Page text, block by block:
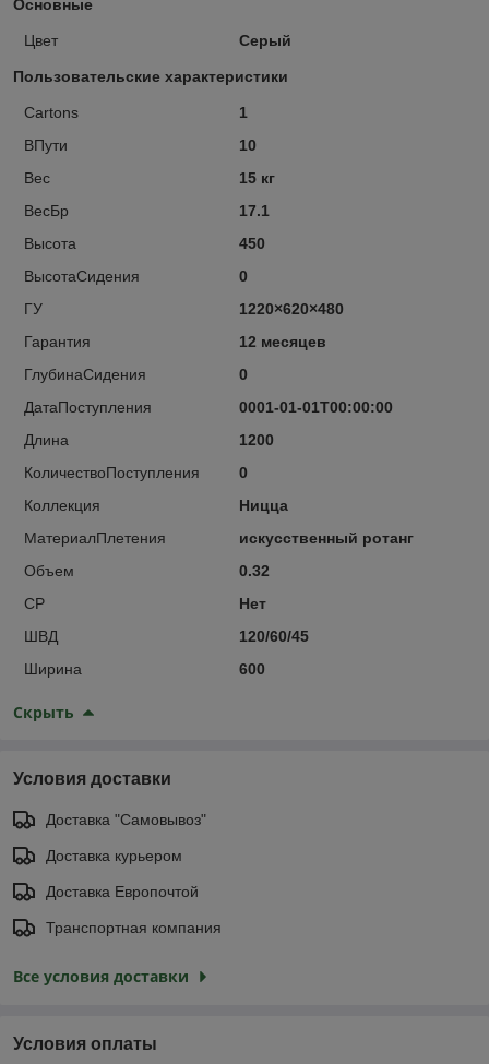
Основные
Цвет Серый
Пользовательские характеристики
Cartons
1
ВПути
10
Вес
15 кг
ВесБр
17.1
Высота
450
ВысотаСидения
0
ГУ
1220×620×480
Гарантия
12 месяцев
ГлубинаСидения
0
ДатаПоступления
0001-01-01T00:00:00
Длина
1200
КоличествоПоступления
0
Коллекция
Ницца
МатериалПлетения
искусственный ротанг
Объем
0.32
СР
Нет
ШВД
120/60/45
Ширина
600
Скрыть
Условия доставки
Доставка "Самовывоз"
Доставка курьером
Доставка Европочтой
Транспортная компания
Все условия доставки
Условия оплаты